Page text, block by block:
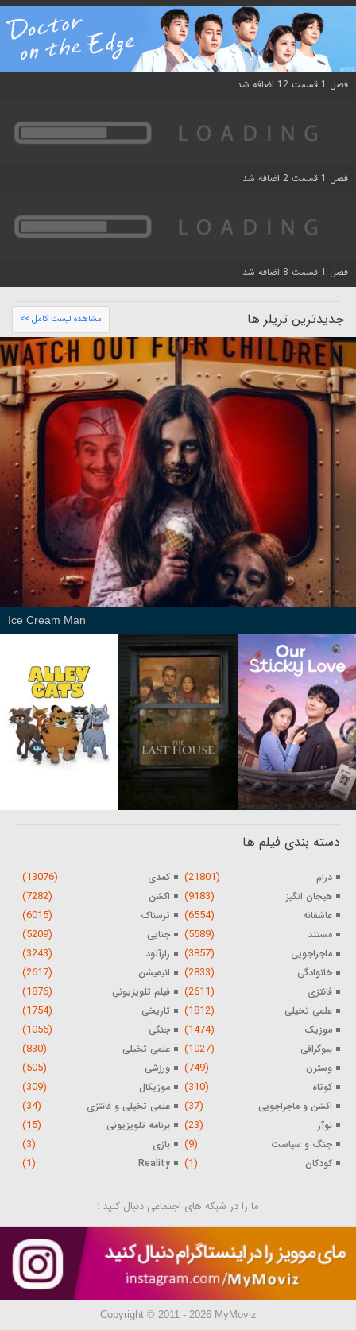
فصل 1 قسمت 12 اضافه شد
فصل 1 قسمت 2 اضافه شد
فصل 1 قسمت 8 اضافه شد
جدیدترین تریلر ها مشاهده لیست کامل >>
Ice Cream Man
دسته بندی فیلم ها
درام (21801) کمدی (13076)
هیجان انگیز (9183) اکشن (7282)
عاشقانه (6554) ترسناک (6015)
مستند (5589) جنایی (5209)
ماجراجویی (3857) رازآلود (3243)
خانوادگی (2833) انیمیشن (2617)
فانتزی (2611) فیلم تلویزیونی (1876)
علمی تخیلی (1812) تاریخی (1754)
موزیک (1474) جنگی (1055)
بیوگرافی (1027) علمی تخیلی (830)
وسترن (749) ورزشی (505)
کوتاه (310) موزیکال (309)
اکشن و ماجراجویی (37) علمی تخیلی و فانتزی (34)
نوآر (23) برنامه تلویزیونی (15)
جنگ و سیاست (9) بازی (3)
کودکان (1)
Reality
(1)
ما را در شبکه های اجتماعی دنبال کنید :
Copyright © 2011 - 2026 MyMoviz